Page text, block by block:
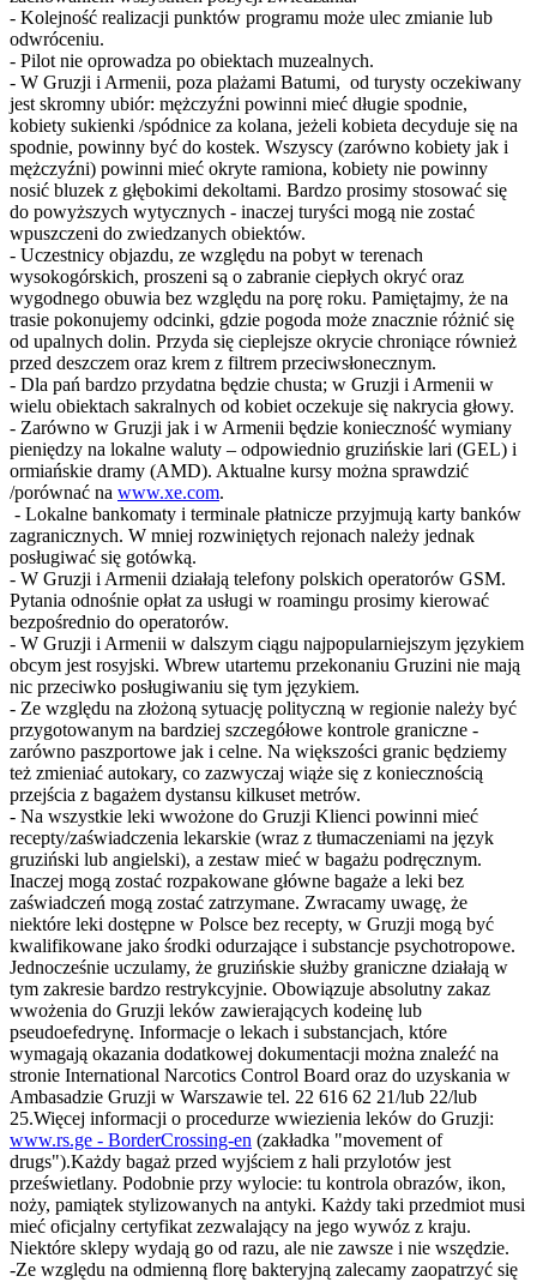
- Kolejność realizacji punktów programu może ulec zmianie lub
odwróceniu.
- Pilot nie oprowadza po obiektach muzealnych.
- W Gruzji i Armenii, poza plażami Batumi, od turysty oczekiwany
jest skromny ubiór: mężczyźni powinni mieć długie spodnie,
kobiety sukienki /spódnice za kolana, jeżeli kobieta decyduje się na
spodnie, powinny być do kostek. Wszyscy (zarówno kobiety jak i
mężczyźni) powinni mieć okryte ramiona, kobiety nie powinny
nosić bluzek z głębokimi dekoltami. Bardzo prosimy stosować się
do powyższych wytycznych - inaczej turyści mogą nie zostać
wpuszczeni do zwiedzanych obiektów.
- Uczestnicy objazdu, ze względu na pobyt w terenach
wysokogórskich, proszeni są o zabranie ciepłych okryć oraz
wygodnego obuwia bez względu na porę roku. Pamiętajmy, że na
trasie pokonujemy odcinki, gdzie pogoda może znacznie różnić się
od upalnych dolin. Przyda się cieplejsze okrycie chroniące również
przed deszczem oraz krem z filtrem przeciwsłonecznym.
- Dla pań bardzo przydatna będzie chusta; w Gruzji i Armenii w
wielu obiektach sakralnych od kobiet oczekuje się nakrycia głowy.
- Zarówno w Gruzji jak i w Armenii będzie konieczność wymiany
pieniędzy na lokalne waluty – odpowiednio gruzińskie lari (GEL) i
ormiańskie dramy (AMD). Aktualne kursy można sprawdzić
/porównać na www.xe.com.
- Lokalne bankomaty i terminale płatnicze przyjmują karty banków
zagranicznych. W mniej rozwiniętych rejonach należy jednak
posługiwać się gotówką.
- W Gruzji i Armenii działają telefony polskich operatorów GSM.
Pytania odnośnie opłat za usługi w roamingu prosimy kierować
bezpośrednio do operatorów.
- W Gruzji i Armenii w dalszym ciągu najpopularniejszym językiem
obcym jest rosyjski. Wbrew utartemu przekonaniu Gruzini nie mają
nic przeciwko posługiwaniu się tym językiem.
- Ze względu na złożoną sytuację polityczną w regionie należy być
przygotowanym na bardziej szczegółowe kontrole graniczne -
zarówno paszportowe jak i celne. Na większości granic będziemy
też zmieniać autokary, co zazwyczaj wiąże się z koniecznością
przejścia z bagażem dystansu kilkuset metrów.
- Na wszystkie leki wwożone do Gruzji Klienci powinni mieć
recepty/zaświadczenia lekarskie (wraz z tłumaczeniami na język
gruziński lub angielski), a zestaw mieć w bagażu podręcznym.
Inaczej mogą zostać rozpakowane główne bagaże a leki bez
zaświadczeń mogą zostać zatrzymane. Zwracamy uwagę, że
niektóre leki dostępne w Polsce bez recepty, w Gruzji mogą być
kwalifikowane jako środki odurzające i substancje psychotropowe.
Jednocześnie uczulamy, że gruzińskie służby graniczne działają w
tym zakresie bardzo restrykcyjnie. Obowiązuje absolutny zakaz
wwożenia do Gruzji leków zawierających kodeinę lub
pseudoefedrynę. Informacje o lekach i substancjach, które
wymagają okazania dodatkowej dokumentacji można znaleźć na
stronie International Narcotics Control Board oraz do uzyskania w
Ambasadzie Gruzji w Warszawie tel. 22 616 62 21/lub 22/lub
25.Więcej informacji o procedurze wwiezienia leków do Gruzji:
www.rs.ge - BorderCrossing-en (zakładka "movement of
drugs").Każdy bagaż przed wyjściem z hali przylotów jest
prześwietlany. Podobnie przy wylocie: tu kontrola obrazów, ikon,
noży, pamiątek stylizowanych na antyki. Każdy taki przedmiot musi
mieć oficjalny certyfikat zezwalający na jego wywóz z kraju.
Niektóre sklepy wydają go od razu, ale nie zawsze i nie wszędzie.
-Ze względu na odmienną florę bakteryjną zalecamy zaopatrzyć się